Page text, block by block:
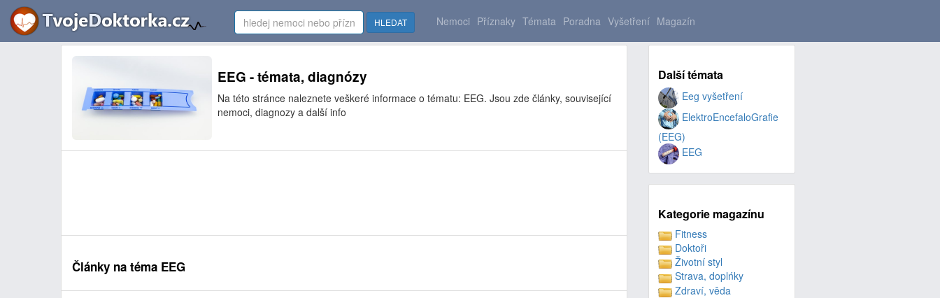
HLEDAT Nemoci Příznaky Témata Poradna Vyšetření Magazín
EEG - témata, diagnózy
Na této stránce naleznete veškeré informace o tématu: EEG. Jsou zde články, související
nemoci, diagnozy a další info
Články na téma EEG
Další témata
Eeg vyšetření
ElektroEncefaloGrafie
(EEG)
EEG
Kategorie magazínu
Fitness
Doktoři
Životní styl
Strava, doplńky
Zdraví, věda